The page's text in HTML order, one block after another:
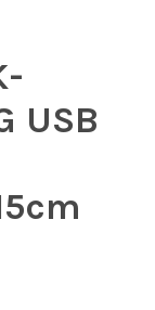
USB